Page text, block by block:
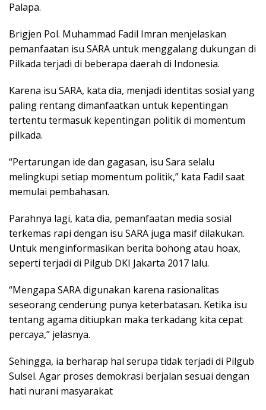
Palapa.
Brigjen Pol. Muhammad Fadil Imran menjelaskan
pemanfaatan isu SARA untuk menggalang dukungan di
Pilkada terjadi di beberapa daerah di Indonesia.
Karena isu SARA, kata dia, menjadi identitas sosial yang
paling rentang dimanfaatkan untuk kepentingan
tertentu termasuk kepentingan politik di momentum
pilkada.
“Pertarungan ide dan gagasan, isu Sara selalu
melingkupi setiap momentum politik,” kata Fadil saat
memulai pembahasan.
Parahnya lagi, kata dia, pemanfaatan media sosial
terkemas rapi dengan isu SARA juga masif dilakukan.
Untuk menginformasikan berita bohong atau hoax,
seperti terjadi di Pilgub DKI Jakarta 2017 lalu.
“Mengapa SARA digunakan karena rasionalitas
seseorang cenderung punya keterbatasan. Ketika isu
tentang agama ditiupkan maka terkadang kita cepat
percaya,” jelasnya.
Sehingga, ia berharap hal serupa tidak terjadi di Pilgub
Sulsel. Agar proses demokrasi berjalan sesuai dengan
hati nurani masyarakat